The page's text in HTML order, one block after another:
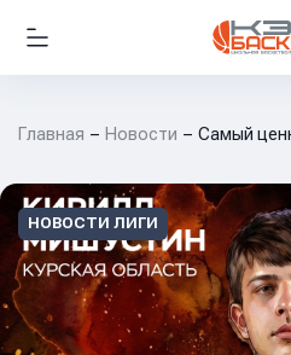
Главная Новости Самый
НОВОСТИ ЛИГИ